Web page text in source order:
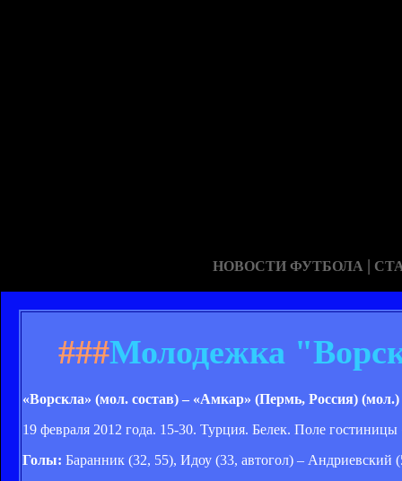
НОВОСТИ ФУТБОЛА |
###Молодежка
«Ворскла» (мол. состав) – «Амкар» (Пермь, Россия) (мол.)
19 февраля 2012 года. 15-30. Турция. Белек. Поле
Голы: Баранник (32, 55), Идоу (33, автогол) – Андриевский